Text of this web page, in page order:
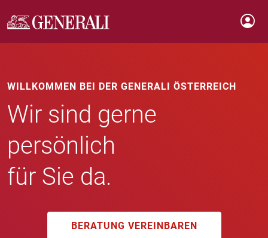
WILLKOMMEN BEI DER GENERALI ÖSTERREICH
Wir sind gerne
persönlich
für Sie da.
BERATUNG VEREINBAREN